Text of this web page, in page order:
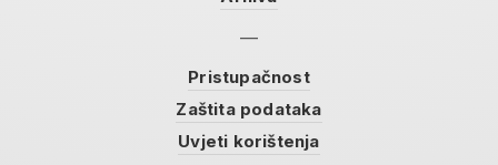
Pristupačnost
Zaštita podataka
Uvjeti korištenja